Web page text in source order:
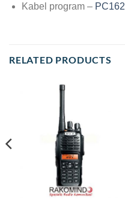
Kabel program – PC162
RELATED PRODUCTS